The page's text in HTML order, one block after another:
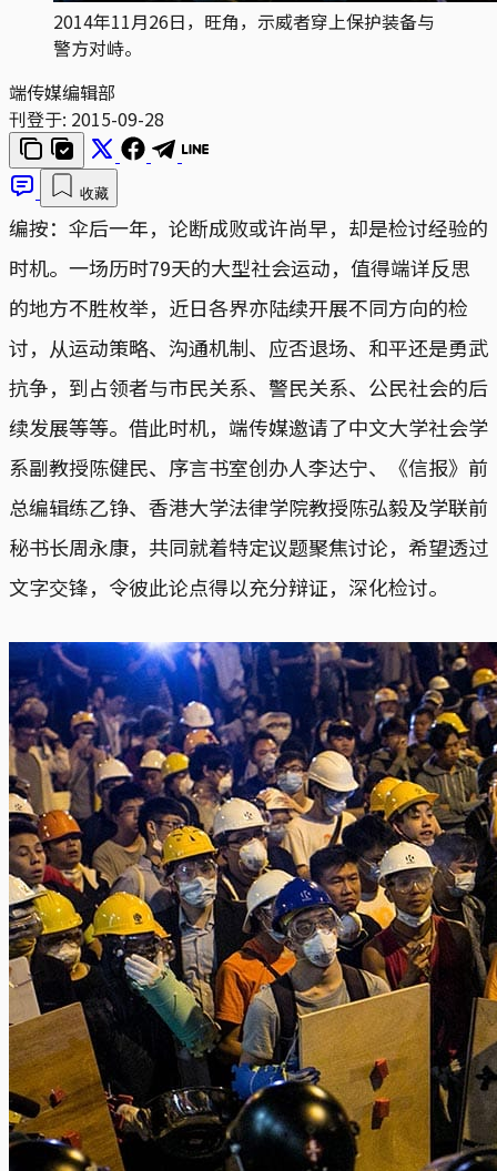
2014年11月26日，旺角，示威者穿上保护装备与
警方对峙。
端传媒编辑部
刊登于: 2015-09-28
收藏
编按：伞后一年，论断成败或许尚早，却是检讨经验的
时机。一场历时79天的大型社会运动，值得端详反思
的地方不胜枚举，近日各界亦陆续开展不同方向的检
讨，从运动策略、沟通机制、应否退场、和平还是勇武
抗争，到占领者与市民关系、警民关系、公民社会的后
续发展等等。借此时机，端传媒邀请了中文大学社会学
系副教授陈健民、序言书室创办人李达宁、《信报》前
总编辑练乙铮、香港大学法律学院教授陈弘毅及学联前
秘书长周永康，共同就着特定议题聚焦讨论，希望透过
文字交锋，令彼此论点得以充分辩证，深化检讨。